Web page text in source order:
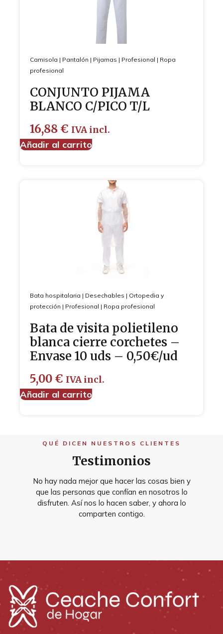
Camisola | Pantalón | Pijamas | Profesional | Ropa
profesional
CONJUNTO PIJAMA
BLANCO C/PICO T/L
16,88 € IVA incl.
Añadir al carrito
Bata hospitalaria | Desechables | Ortopedia y
protección | Profesional | Ropa profesional
Bata de visita polietileno
blanca cierre corchetes –
Envase 10 uds – 0,50€/ud
5,00 € IVA incl.
Añadir al carrito
QUÉ DICEN NUESTROS CLIENTES
Testimonios
No hay nada mejor que hacer las cosas bien y
que las personas que confían en nosotros lo
disfruten. Así nos lo hacen saber, y ahora lo
comparten contigo.